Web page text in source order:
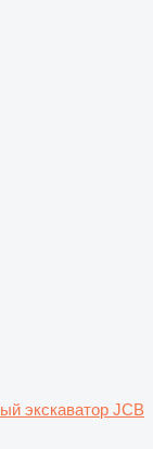
экскаватор JCB